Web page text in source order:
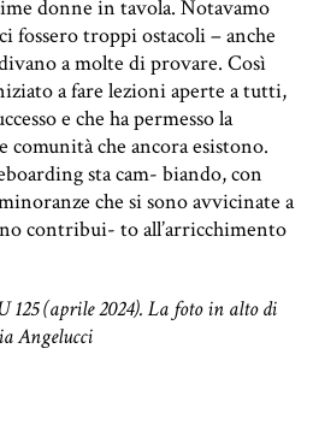
donne in tavola. Notavamo
fossero troppi ostacoli – anche
a molte di provare. Così
a fare lezioni aperte a tutti,
e che ha permesso la
comunità che ancora esistono.
sta cam- biando, con
che si sono avvicinate a
contribui- to all’arricchimento
125 (aprile 2024). La foto in alto di
Angelucci